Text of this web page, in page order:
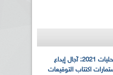
محليات 2021: آجال إيداع
اكتتاب التوقيعات